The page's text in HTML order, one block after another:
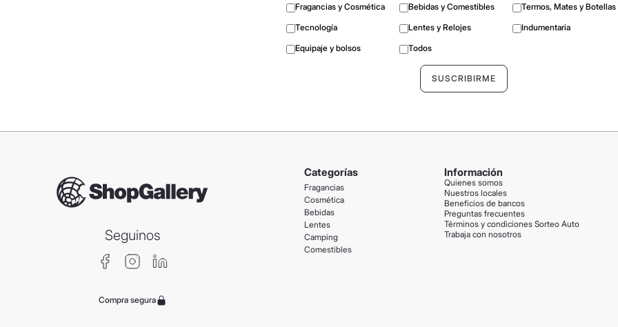
Fragancias y Cosmética Bebidas y Comestibles
Termos, Mates y Botellas
Tecnología
Lentes y Relojes
Indumentaria
Equipaje y bolsos
Todos
Seguinos
Compra segura
Categorías
Fragancias
Cosmética
Bebidas
Lentes
Camping
Comestibles
Información
Quienes somos
Nuestros locales
Beneficios de bancos
Preguntas frecuentes
Términos y condiciones Sorteo Auto
Trabaja con nosotros